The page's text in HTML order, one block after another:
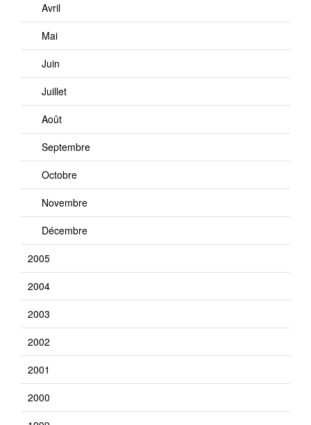
Avril
Mai
Juin
Juillet
Août
Septembre
Octobre
Novembre
Décembre
2005
2004
2003
2002
2001
2000